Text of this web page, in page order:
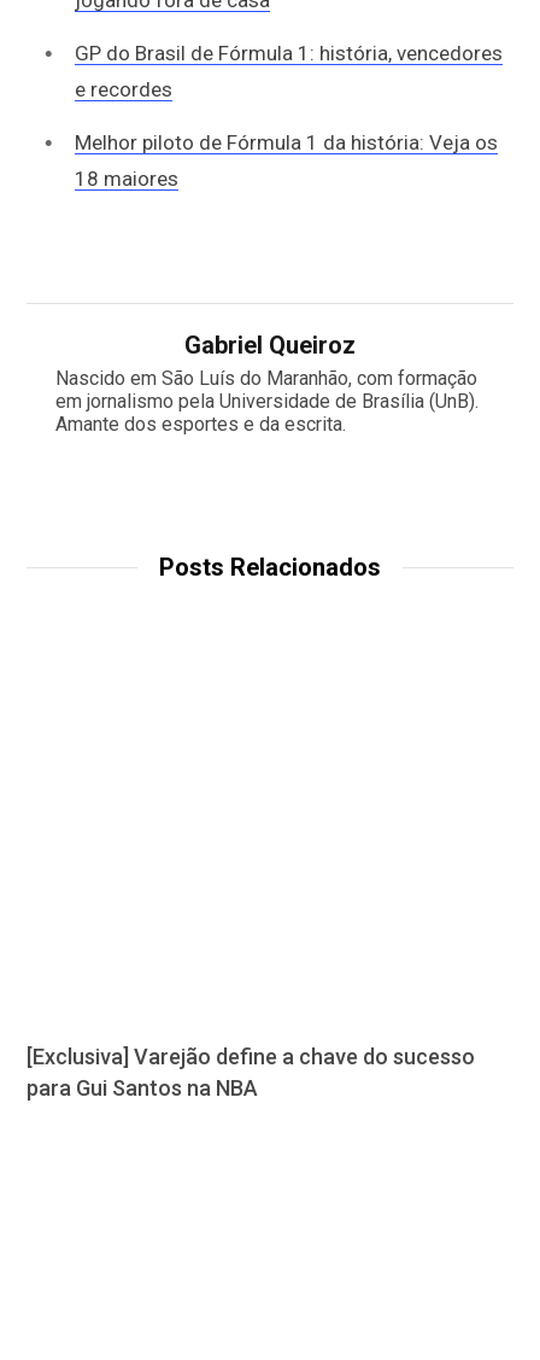
GP do Brasil de Fórmula 1: história, vencedores
e recordes
Melhor piloto de Fórmula 1 da história: Veja os
18 maiores
Gabriel Queiroz
Nascido em São Luís do Maranhão, com formação
em jornalismo pela Universidade de Brasília (UnB).
Amante dos esportes e da escrita.
Posts Relacionados
[Exclusiva] Varejão define a chave do sucesso
para Gui Santos na NBA